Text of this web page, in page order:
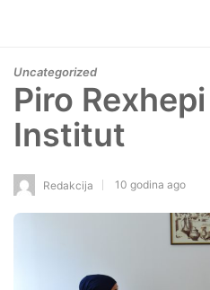
Uncategorized
Piro
Institut
Redakcija 10 godina ago